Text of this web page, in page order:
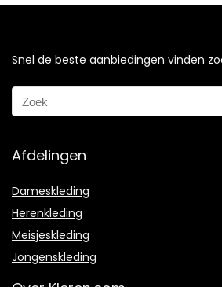
Snel de beste aanbiedingen vinden
Afdelingen
Dameskleding
Herenkleding
Meisjeskleding
Jongenskleding